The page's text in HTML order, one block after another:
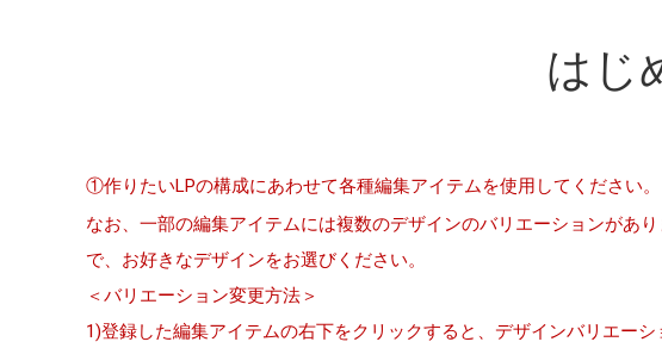
はじ
①作りたいLPの構成にあわせて各種編集アイテムを使用してください。
なお、一部の編集アイテムには複数のデザインのバリエーションがあ
で、お好きなデザインをお選びください。
＜バリエーション変更方法＞
1)登録した編集アイテムの右下をクリックすると、デザインバリエー